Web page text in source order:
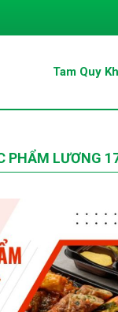
Tam Quy
PHẨM LƯƠNG